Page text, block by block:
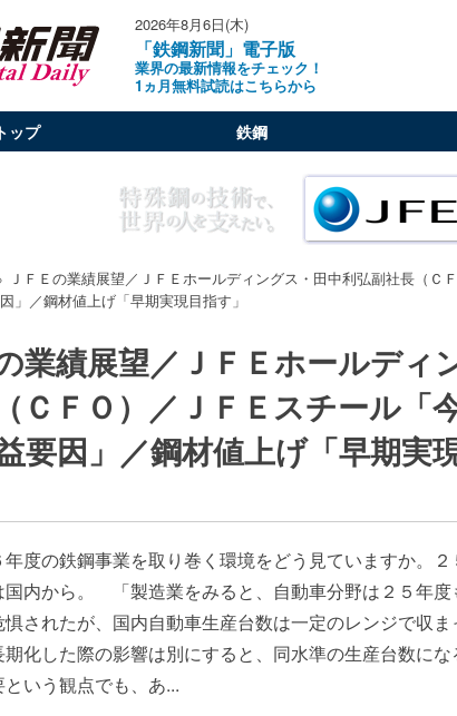
2026年8月6日(木)
「鉄鋼新聞」電子版
業界の最新情報をチェック！
1ヵ月無料試読はこちらから
トップ 鉄鋼
ＪＦＥの業績展望／ＪＦＥホールディングス・田中利弘副社長（Ｃ
」／鋼材値上げ「早期実現目指す」
業績展望／ＪＦＥホールディ
ＣＦＯ）／ＪＦＥスチール「
要因」／鋼材値上げ「早期実
度の鉄鋼事業を取り巻く環境をどう見ていますか。２
内から。 「製造業をみると、自動車分野は２５年度
されたが、国内自動車生産台数は一定のレンジで収ま
化した際の影響は別にすると、同水準の生産台数に
いう観点でも、あ...